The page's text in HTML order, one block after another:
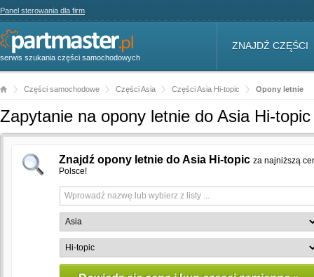
Panel sterowania dla firm
serwis szukania części samochodowych
ZNAJDŹ CZĘŚCI
Części samochodowe Części Asia Części Asia Hi-topic Opony letnie
Zapytanie na opony letnie do Asia Hi-
Znajdź opony letnie do Asia Hi-topic za najniższą
Polsce!